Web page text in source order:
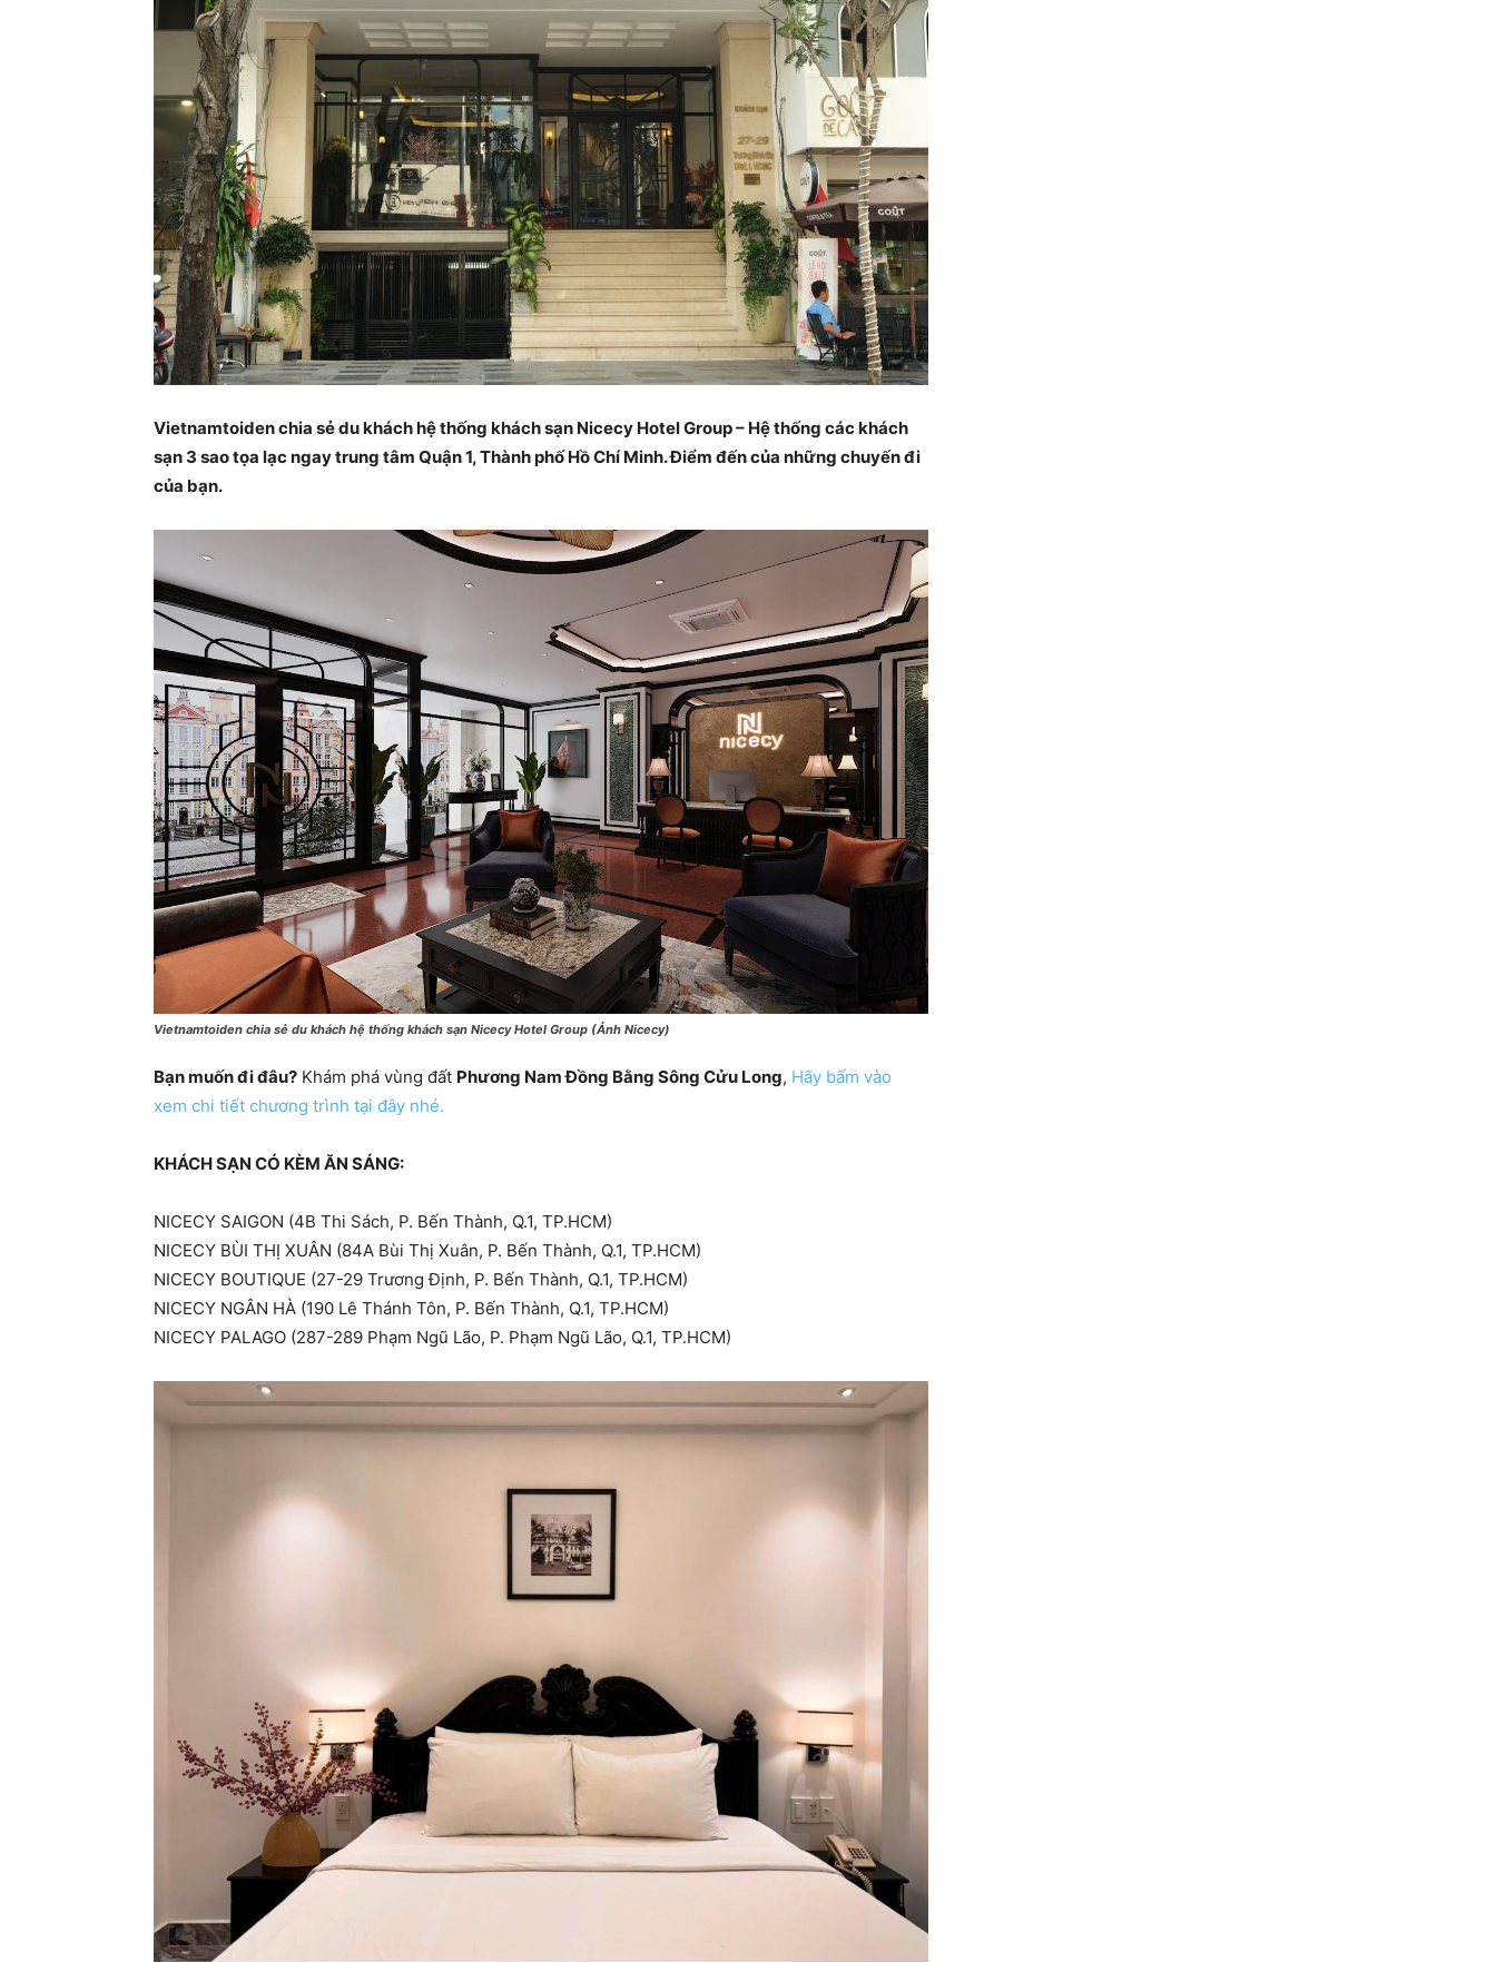
Vietnamtoiden chia sẻ du khách hệ thống khách sạn Nicecy Hotel Group – Hệ thống các khách
sạn 3 sao tọa lạc ngay trung tâm Quận 1, Thành phố Hồ Chí Minh. Điểm đến của những chuyến đi
của bạn.
Vietnamtoiden chia sẻ du khách hệ thống khách sạn Nicecy Hotel Group (Ảnh Nicecy)
Bạn muốn đi đâu? Khám phá vùng đất Phương Nam Đồng Bằng Sông Cửu Long, Hãy bấm vào
xem chi tiết chương trình tại đây nhé.
KHÁCH SẠN CÓ KÈM ĂN SÁNG:
NICECY SAIGON (4B Thi Sách, P. Bến Thành, Q.1, TP.HCM)
NICECY BÙI THỊ XUÂN (84A Bùi Thị Xuân, P. Bến Thành, Q.1, TP.HCM)
NICECY BOUTIQUE (27-29 Trương Định, P. Bến Thành, Q.1, TP.HCM)
NICECY NGÂN HÀ (190 Lê Thánh Tôn, P. Bến Thành, Q.1, TP.HCM)
NICECY PALAGO (287-289 Phạm Ngũ Lão, P. Phạm Ngũ Lão, Q.1, TP.HCM)